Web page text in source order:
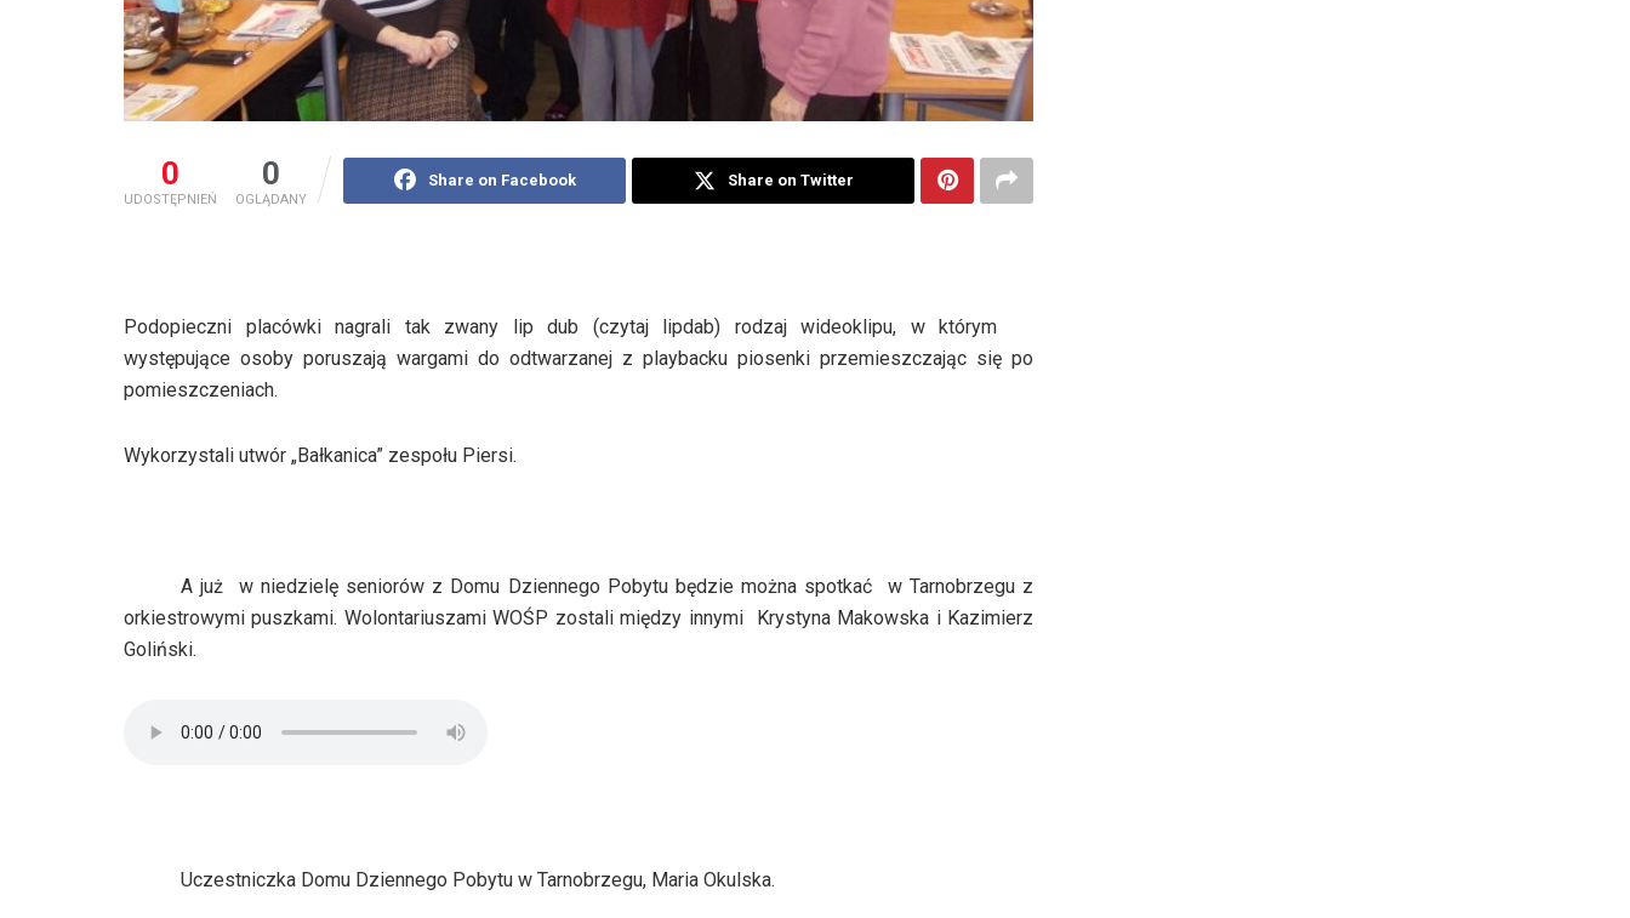
0
UDOSTĘPNIEŃ
0
OGLĄDANY
Share on Facebook Share on Twitter
Podopieczni placówki nagrali tak zwany lip dub (czytaj lipdab) rodzaj wideoklipu, w którym
występujące osoby poruszają wargami do odtwarzanej z playbacku piosenki przemieszczając się po
pomieszczeniach.
Wykorzystali utwór „Bałkanica” zespołu Piersi.
A już w niedzielę seniorów z Domu Dziennego Pobytu będzie można spotkać
w Tarnobrzegu z
orkiestrowymi puszkami. Wolontariuszami WOŚP zostali między innymi
Krystyna Makowska i Kazimierz
Goliński.
Uczestniczka Domu Dziennego Pobytu w Tarnobrzegu, Maria Okulska.